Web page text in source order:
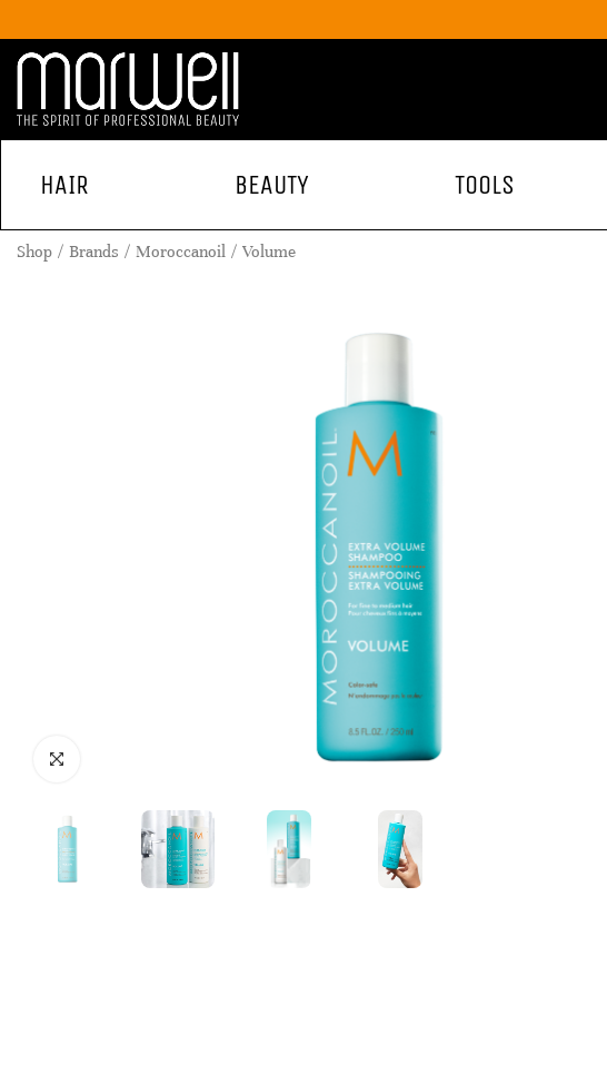
HAIR BEAUTY TOOLS
Shop Brands Moroccanoil Volume